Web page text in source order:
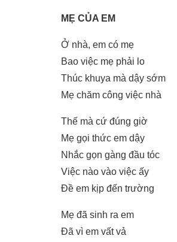
MẸ CỦA EM
Ở nhà, em có mẹ
Bao việc mẹ phải lo
Thúc khuya mà dậy sớm
Mẹ chăm công việc nhà
Thế mà cứ đúng giờ
Mẹ gọi thức em dậy
Nhắc gọn gàng đầu tóc
Việc nào vào việc ấy
Đề em kịp đến trường
Mẹ đã sinh ra em
Đã vì em vất vả